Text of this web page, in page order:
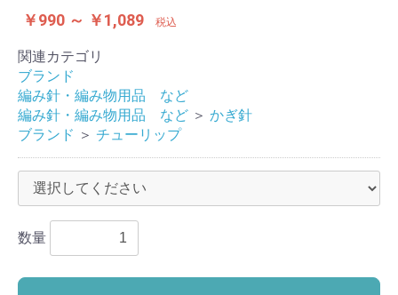
￥990 ～ ￥1,089 税込
関連カテゴリ
ブランド
編み針・編み物用品 など
編み針・編み物用品 など ＞ かぎ針
ブランド ＞ チューリップ
数量